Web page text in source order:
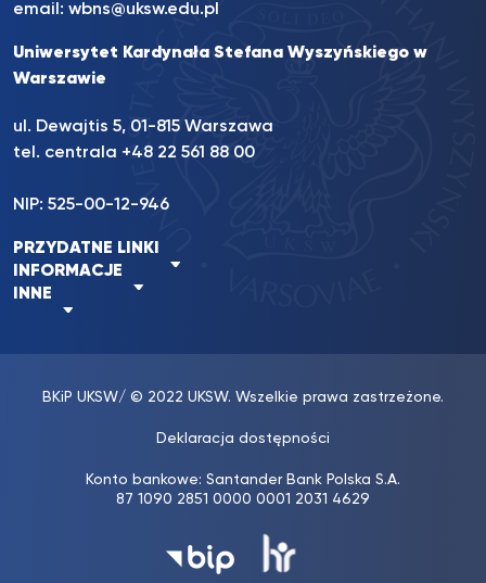
email: wbns@uksw.edu.pl
Uniwersytet Kardynała Stefana Wyszyńskiego w
Warszawie
ul. Dewajtis 5, 01-815 Warszawa
tel. centrala +48 22 561 88 00
NIP: 525-00-12-946
PRZYDATNE LINKI
INFORMACJE
INNE
BKiP UKSW/ © 2022 UKSW. Wszelkie prawa zastrzeżone.
Deklaracja dostępności
Konto bankowe: Santander Bank Polska S.A.
87 1090 2851 0000 0001 2031 4629